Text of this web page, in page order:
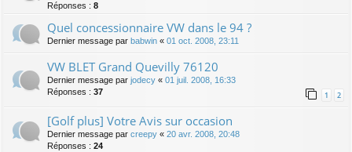
Réponses : 8
Quel concessionnaire VW dans le 94 ?
Dernier message par babwin « 01 oct. 2008, 23:11
VW BLET Grand Quevilly 76120
Dernier message par jodecy « 01 juil. 2008, 16:33
Réponses : 37 1 2
[Golf plus] Votre Avis sur occasion
Dernier message par creepy « 20 avr. 2008, 20:48
Réponses : 24